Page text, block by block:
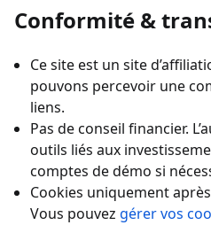
Conformité &
Ce site est un site
pouvons percevoir une
liens.
Pas de conseil financier.
outils liés aux
comptes de démo si
Cookies uniquement
Vous pouvez gérer vos